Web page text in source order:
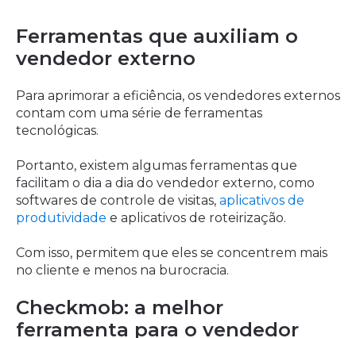
Ferramentas que auxiliam o
vendedor externo
Para aprimorar a eficiência, os vendedores externos
contam com uma série de ferramentas
tecnológicas.
Portanto, existem algumas ferramentas que
facilitam o dia a dia do vendedor externo, como
softwares de controle de visitas, aplicativos de
produtividade e aplicativos de roteirização.
Com isso, permitem que eles se concentrem mais
no cliente e menos na burocracia.
Checkmob: a melhor
ferramenta para o vendedor